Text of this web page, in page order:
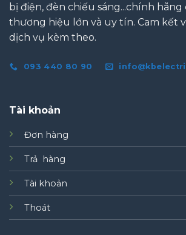
bị điện, đèn chiếu sáng...chính hãng
thương hiệu lớn và uy tín. Cam kết
dịch vụ kèm theo.
093 440 80 90
Tài khoản
Đơn hàng
Trả hàng
Tài khoản
Thoát